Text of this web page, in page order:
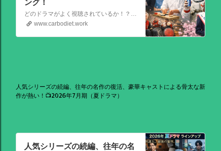
ング！
どのドラマがよく視聴されているか！？視聴率速報ドラマランキングを大公開！相棒強し！日曜劇場強し！
www.carbodiet.work
人気シリーズの続編、往年の名作の復活、豪華キャストによる骨太な新
作が熱い！📺2026年7月期（夏ドラマ）
人気シリーズの続編、往年の名